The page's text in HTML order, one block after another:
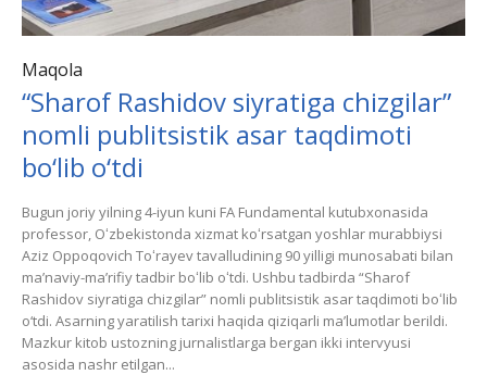
Maqola
“Sharof Rashidov siyratiga chizgilar”
nomli publitsistik asar taqdimoti
bo‘lib o‘tdi
Bugun joriy yilning 4-iyun kuni FA Fundamental kutubxonasida
professor, Oʻzbekistonda xizmat koʻrsatgan yoshlar murabbiysi
Aziz Oppoqovich Toʻrayev tavalludining 90 yilligi munosabati bilan
maʼnaviy-maʼrifiy tadbir boʻlib oʻtdi. Ushbu tadbirda “Sharof
Rashidov siyratiga chizgilar” nomli publitsistik asar taqdimoti boʻlib
o‘tdi. Asarning yaratilish tarixi haqida qiziqarli maʼlumotlar berildi.
Mazkur kitob ustozning jurnalistlarga bergan ikki intervyusi
asosida nashr etilgan...